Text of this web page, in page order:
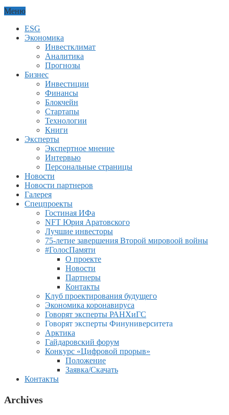
Меню
ESG
Экономика
Инвестклимат
Аналитика
Прогнозы
Бизнес
Инвестиции
Финансы
Блокчейн
Стартапы
Технологии
Книги
Эксперты
Экспертное мнение
Интервью
Персональные страницы
Новости
Новости партнеров
Галерея
Спецпроекты
Гостиная ИФа
NFT Юрия Аратовского
Лучшие инвесторы
75-летие завершения Второй мировоой войны
#ГолосПамяти
О проекте
Новости
Партнеры
Контакты
Клуб проектирования будущего
Экономика коронавируса
Говорят эксперты РАНХиГС
Говорят эксперты Финуниверситета
Арктика
Гайдаровский форум
Конкурс «Цифровой прорыв»
Положение
Заявка/Скачать
Контакты
Archives